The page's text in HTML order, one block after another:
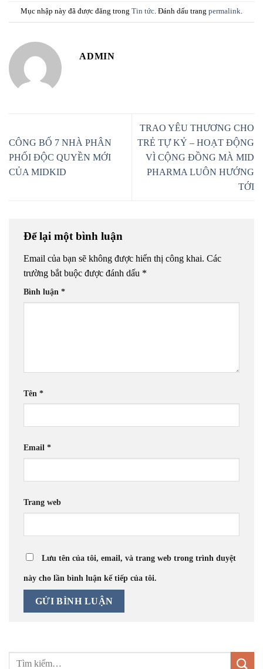
Mục nhập này đã được đăng trong Tin tức. Đánh dấu trang permalink.
ADMIN
CÔNG BỐ 7 NHÀ PHÂN
PHỐI ĐỘC QUYỀN MỚI
CỦA MIDKID
TRAO YÊU THƯƠNG CHO
TRẺ TỰ KỶ – HOẠT ĐỘNG
VÌ CỘNG ĐỒNG MÀ MID
PHARMA LUÔN HƯỚNG
TỚI
Để lại một bình luận
Email của bạn sẽ không được hiển thị công khai. Các
trường bắt buộc được đánh dấu *
Bình luận *
Tên *
Email *
Trang web
Lưu tên của tôi, email, và trang web trong trình duyệt
này cho lần bình luận kế tiếp của tôi.